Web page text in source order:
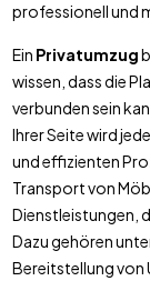
professionell und
Ein Privatumzug
wissen, dass die
verbunden sein
Ihrer Seite wird
und effizienten
Transport von
Dienstleistungen,
Dazu gehören
Bereitstellung von